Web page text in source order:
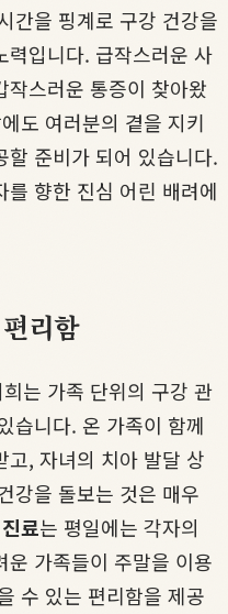
간을 핑계로 구강 건강을
력입니다. 급작스러운 사
작스러운 통증이 찾아왔
도 여러분의 곁을 지키
할 준비가 되어 있습니다.
를 향한 진심 어린 배려에
리함
는 가족 단위의 구강 관
습니다. 온 가족이 함께
고, 자녀의 치아 발달 상
강을 돌보는 것은 매우
료는 평일에는 각자의
운 가족들이 주말을 이용
수 있는 편리함을 제공